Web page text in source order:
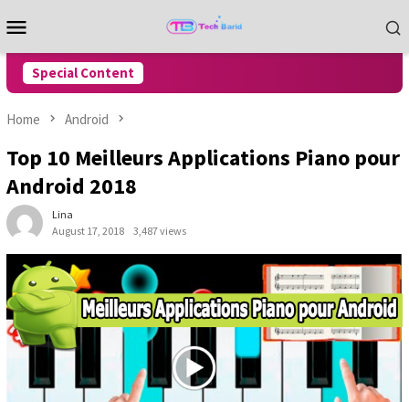
to
Menu
Special Content
Home Android
Top 10 Meilleurs Applications Piano pour
Android 2018
Lina
August 17, 2018
3,487 views